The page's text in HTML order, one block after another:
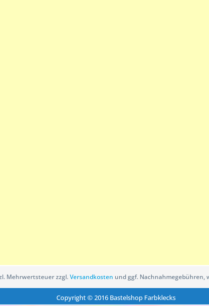
Mehrwertsteuer zzgl.Versandkosten und ggf. Nachnahmegebühren,
Copyright © 2016 Bastelshop Farbklecks